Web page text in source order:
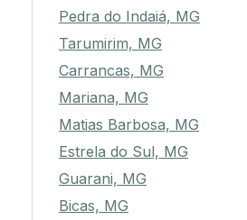
Pedra do Indaiá, MG
Tarumirim, MG
Carrancas, MG
Mariana, MG
Matias Barbosa, MG
Estrela do Sul, MG
Guarani, MG
Bicas, MG